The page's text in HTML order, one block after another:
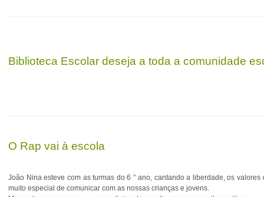
Biblioteca Escolar deseja a toda a comunidade
O Rap vai à escola
João Nina esteve com as turmas do 6 ° ano, cantando a liberdade, os
muito especial de comunicar com as nossas crianças e jovens.